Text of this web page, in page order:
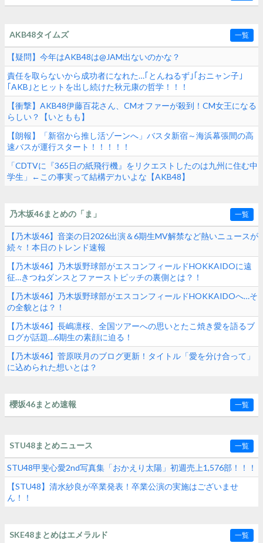
AKB48タイムズ 一覧
【疑問】今年はAKB48は@JAM出ないのかな？
責任を取らないから成功者になれた…｢とんねるず｣｢おニャン子｣
｢AKB｣とヒットを出し続けた秋元康の哲学！！！
【衝撃】AKB48伊藤百花さん、CMオファーが殺到！CM女王になる
らしい？【いともも】
【朗報】「新宿から推し活ゾーンへ」バスタ新宿～海浜幕張間の高
速バスが運行スタート！！！！！
「CDTVに『365日の紙飛行機』をリクエストしたのは九州に住む中
学生」←この事実って結構デカいよな【AKB48】
乃木坂46まとめの「ま」 一覧
【乃木坂46】音楽の日2026出演＆6期生MV解禁など熱いニュースが
続々！本日のトレンド速報
【乃木坂46】乃木坂野球部がエスコンフィールドHOKKAIDOに遠
征…きつねダンスとファーストピッチの裏側とは？！
【乃木坂46】乃木坂野球部がエスコンフィールドHOKKAIDOへ…そ
の全貌とは？！
【乃木坂46】長嶋凛桜、全国ツアーへの思いとたこ焼き愛を語るブ
ログが話題…6期生の素顔に迫る！
【乃木坂46】菅原咲月のブログ更新！タイトル「愛を分け合って」
に込められた想いとは？
櫻坂46まとめ速報 一覧
STU48まとめニュース 一覧
STU48甲斐心愛2nd写真集「おかえり太陽」初週売上1,576部！！！
【STU48】清水紗良が卒業発表！卒業公演の実施はございませ
ん！！
SKE48まとめはエメラルド 一覧